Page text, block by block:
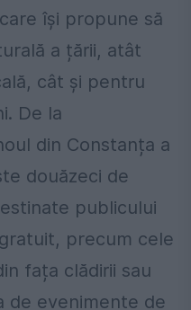
își propune să
a țării, atât
cât și pentru
De la
din Constanța a
douăzeci de
publicului
precum cele
fața clădirii sau
de evenimente de